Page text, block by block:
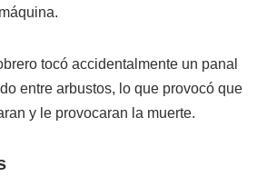
tocó accidentalmente un panal
entre arbustos, lo que provocó que
y le provocaran la muerte.